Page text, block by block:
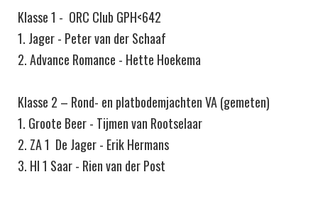
Klasse 1 - ORC Club GPH<642
1. Jager - Peter van der Schaaf
2. Advance Romance - Hette Hoekema
Klasse 2 – Rond- en platbodemjachten VA (gemeten)
1. Groote Beer - Tijmen van Rootselaar
2. ZA 1 De Jager - Erik Hermans
3. HI 1 Saar - Rien van der Post